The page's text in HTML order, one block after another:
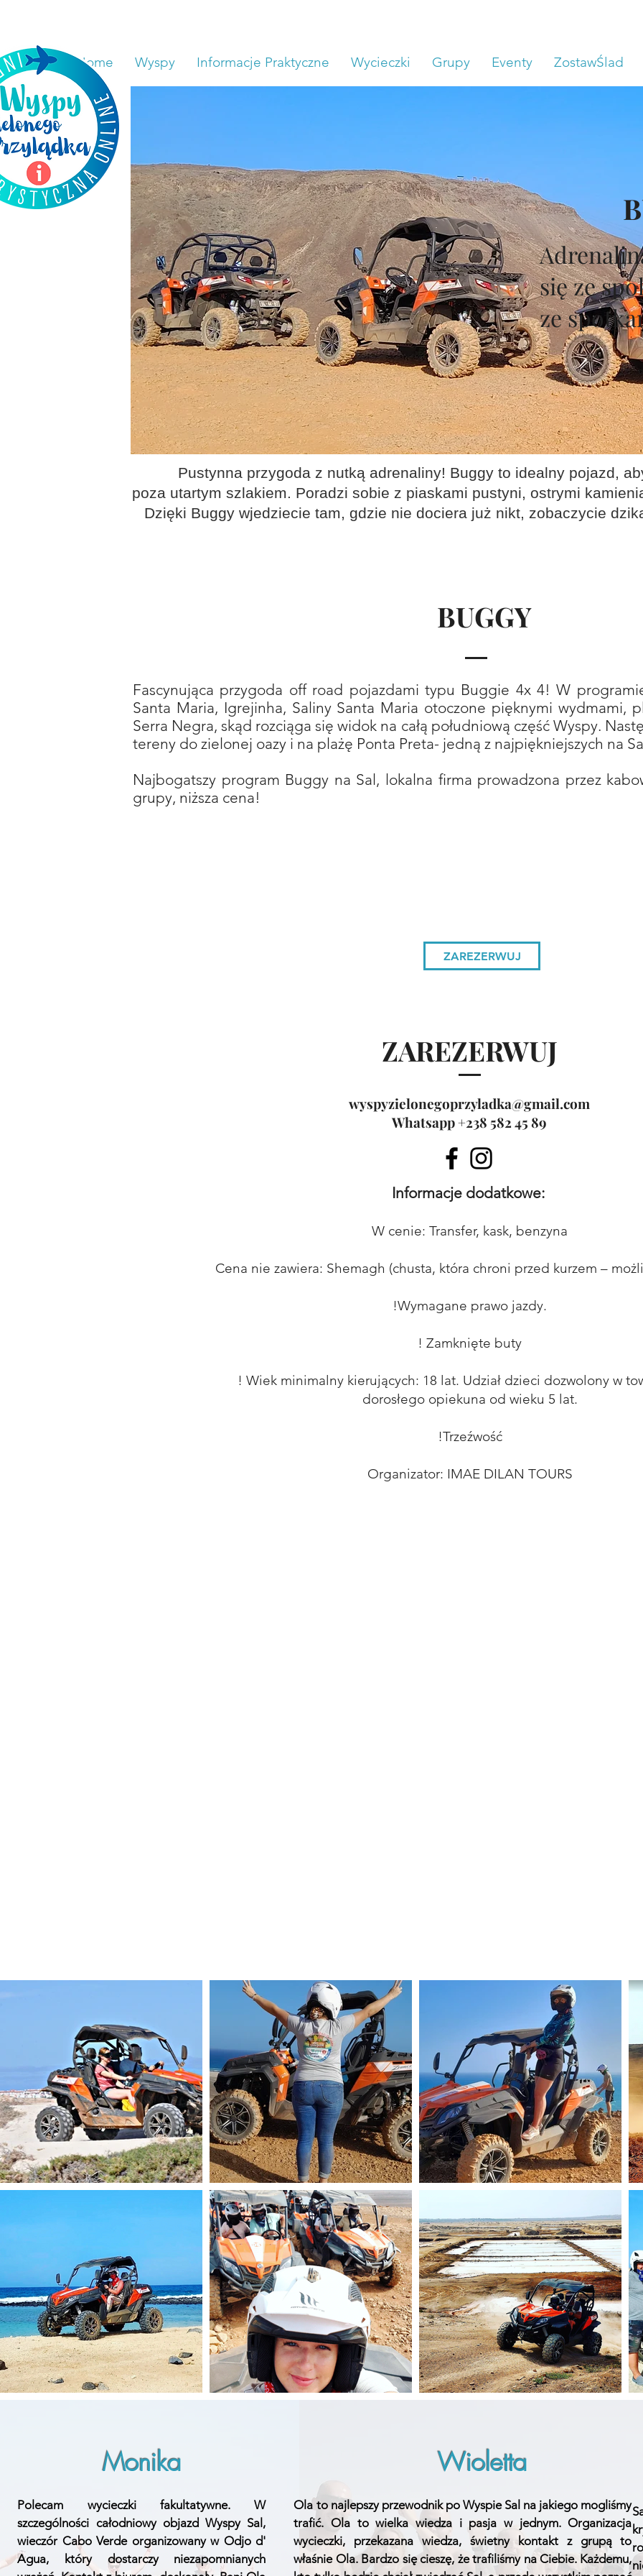
się ze
ze
Home Wyspy Informacje Praktyczne Wycieczki Grupy Eventy ZostawŚlad
Pustynna przygoda z nutką adrenaliny! Buggy to idealny pojazd,
poza utartym szlakiem. Poradzi sobie z piaskami pustyni, ostrymi
Dzięki Buggy wjedziecie tam, gdzie nie dociera już nikt, zobaczycie
BUGGY
Fascynująca przygoda off road pojazdami typu Buggie 4x 4! W
Santa Maria, Igrejinha, Saliny Santa Maria otoczone pięknymi wydmami,
Serra Negra, skąd rozciąga się widok na całą południową część Wyspy.
tereny do zielonej oazy i na plażę Ponta Preta- jedną z najpiękniejszych na
Najbogatszy program Buggy na Sal, lokalna firma prowadzona przez
grupy, niższa cena!
ZAREZERWUJ
ZAREZERWUJ
wyspyzielonegoprzyladka@gmail.com
Whatsapp +238 582 45 89
Informacje dodatkowe:
W cenie: Transfer, kask, benzyna
Cena nie zawiera: Shemagh (chusta, która chroni przed kurzem –
!Wymagane prawo jazdy.
! Zamknięte buty
! Wiek minimalny kierujących: 18 lat. Udział dzieci dozwolony w
dorosłego opiekuna od wieku 5 lat.
!Trzeźwość
Organizator: IMAE DILAN TOURS
CO MÓWIĄ INNI?
Monika
Polecam wycieczki fakultatywne. W
szczególności całodniowy objazd Wyspy Sal,
wieczór Cabo Verde organizowany w Odjo d'
Agua, który dostarczy niezapomnianych
Wioletta
Ola to najlepszy przewodnik po Wyspie Sal na jakiego mogliśmy
trafić. Ola to wielka wiedza i pasja w jednym. Organizacja
wycieczki, przekazana wiedza, świetny kontakt z grupą to
właśnie Ola. Bardzo się cieszę, że trafiliśmy na Ciebie. Każdemu,